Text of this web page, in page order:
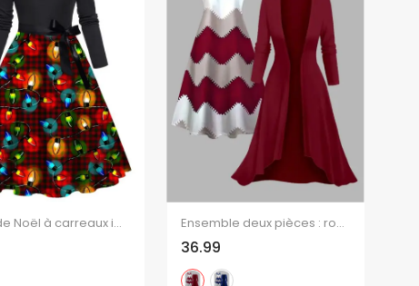
Robe de Noël à carreaux imprimé chaînes éclair et ceinture croisée Ensemble deux pièces : robe à fines bretelles et haut long ouvert sur le devant, imprimé zigzag colorblock.
36.99